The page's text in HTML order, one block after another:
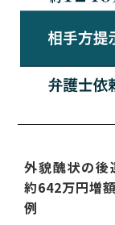
外貌醜状の後
約642万円増
例